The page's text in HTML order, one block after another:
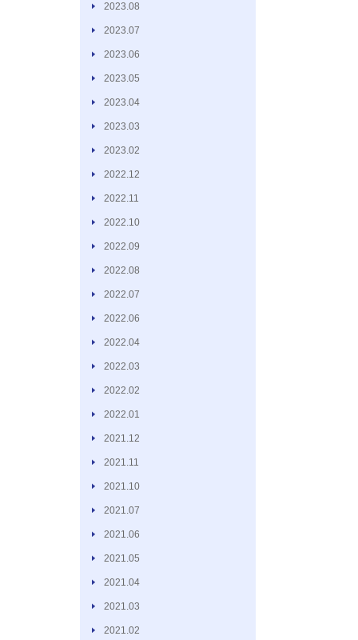
2023.08
2023.07
2023.06
2023.05
2023.04
2023.03
2023.02
2022.12
2022.11
2022.10
2022.09
2022.08
2022.07
2022.06
2022.04
2022.03
2022.02
2022.01
2021.12
2021.11
2021.10
2021.07
2021.06
2021.05
2021.04
2021.03
2021.02